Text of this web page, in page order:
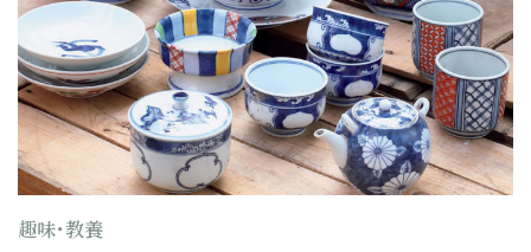
趣味･教養